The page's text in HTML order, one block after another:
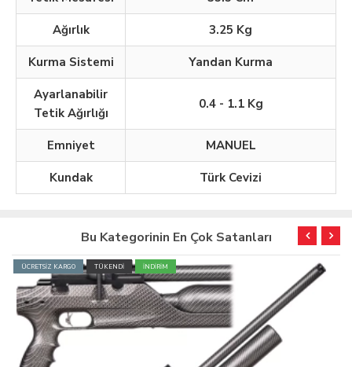
Ağırlık 3.25 Kg
Kurma Sistemi Yandan Kurma
Ayarlanabilir
Tetik Ağırlığı
0.4 - 1.1 Kg
Emniyet MANUEL
Kundak Türk Cevizi
Bu Kategorinin En Çok Satanları
ÜCRETSİZ KARGO TÜKENDİ İNDİRİM